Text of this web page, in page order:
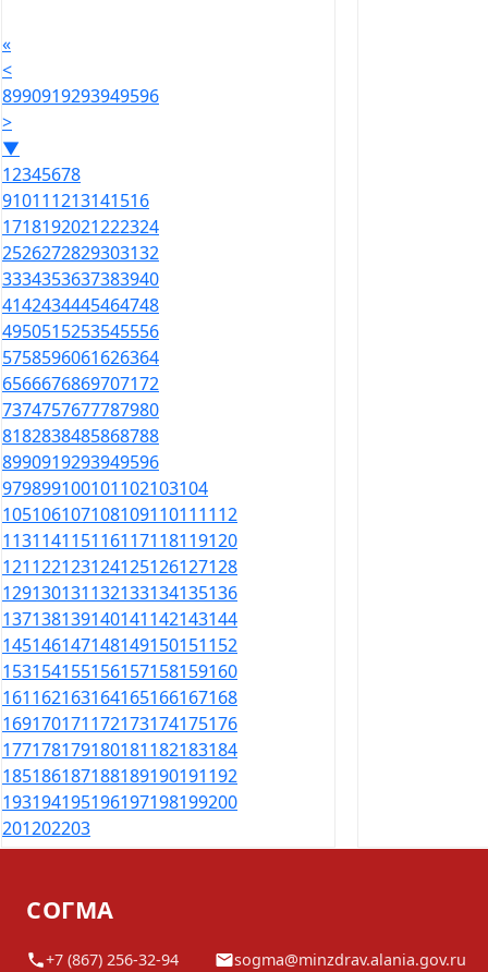
«
<
8990919293949596
>
▼
12345678
910111213141516
1718192021222324
2526272829303132
3334353637383940
4142434445464748
4950515253545556
5758596061626364
6566676869707172
7374757677787980
8182838485868788
8990919293949596
979899100101102103104
105106107108109110111112
113114115116117118119120
121122123124125126127128
129130131132133134135136
137138139140141142143144
145146147148149150151152
153154155156157158159160
161162163164165166167168
169170171172173174175176
177178179180181182183184
185186187188189190191192
193194195196197198199200
201202203
СОГМА
+7 (867) 256-32-94 sogma@minzdrav.alania.gov.ru